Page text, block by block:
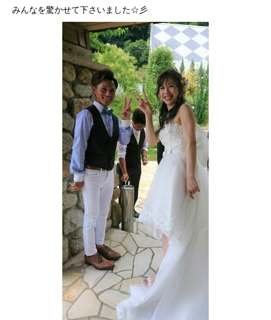
みんなを驚かせて下さいました☆彡